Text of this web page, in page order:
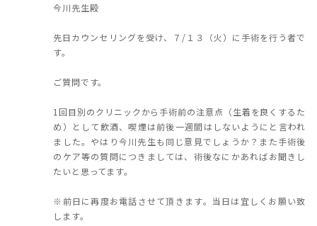
今川先生殿
先日カウンセリングを受け、７/１３（火）に手術を行う者で
す。
ご質問です。
1回目別のクリニックから手術前の注意点（生着を良くするた
め）として飲酒、喫煙は前後一週間はしないようにと言われ
ました。やはり今川先生も同じ意見でしょうか？また手術後
のケア等の質問につきましては、術後なにかあればお聞きし
たいと思ってます。
※前日に再度お電話させて頂きます。当日は宜しくお願い致
します。